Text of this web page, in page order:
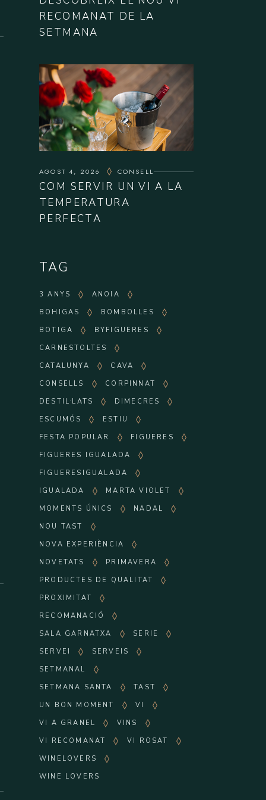
RECOMANAT DE LA
SETMANA
AGOST 4, 2026 CONSELL
COM SERVIR UN VI A LA
TEMPERATURA
PERFECTA
TAG
3 ANYS
ANOIA
BOHIGAS
BOMBOLLES
BOTIGA
BYFIGUERES
CARNESTOLTES
CATALUNYA
CAVA
CONSELLS
CORPINNAT
DESTIL·LATS
DIMECRES
ESCUMÓS
ESTIU
FESTA POPULAR
FIGUERES
FIGUERES IGUALADA
FIGUERESIGUALADA
IGUALADA
MARTA VIOLET
MOMENTS ÚNICS
NADAL
NOU TAST
NOVA EXPERIÈNCIA
NOVETATS
PRIMAVERA
PRODUCTES DE QUALITAT
PROXIMITAT
RECOMANACIÓ
SALA GARNATXA
SERIE
SERVEI
SERVEIS
SETMANAL
SETMANA SANTA
TAST
UN BON MOMENT
VI
VI A GRANEL
VINS
VI RECOMANAT
VI ROSAT
WINELOVERS
WINE LOVERS